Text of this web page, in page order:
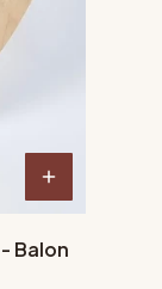
Balon